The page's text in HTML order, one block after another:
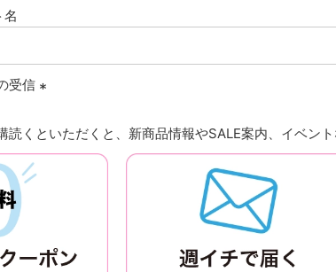
受信
必
須
読くといただくと、新商品情報やSALE案内、イベン